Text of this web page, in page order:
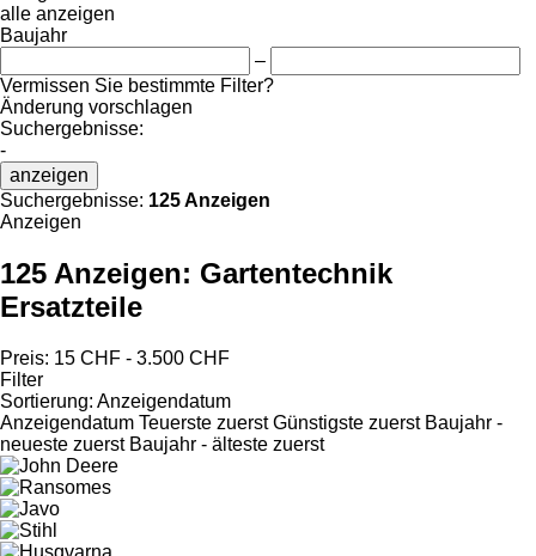
alle anzeigen
Baujahr
–
Vermissen Sie bestimmte Filter?
Änderung vorschlagen
Suchergebnisse:
-
anzeigen
Suchergebnisse: 125 Anzeigen
Anzeigen
125 Anzeigen: Gartentechnik
Ersatzteile
Preis: 15 CHF - 3.500 CHF
Filter
Sortierung: Anzeigendatum
Anzeigendatum Teuerste zuerst Günstigste zuerst Baujahr -
neueste zuerst Baujahr - älteste zuerst